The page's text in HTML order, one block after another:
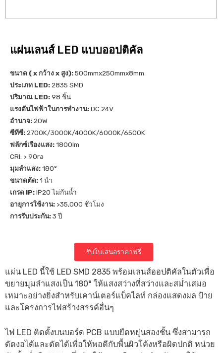
แผ่นเลนส์ LED แบบออปติคัล
ขนาด ( x กว้าง x สูง):500mmx250mmx8mm
ประเภท LED:2835 SMD
ปริมาณ LED:98 ชิ้น
แรงดันไฟฟ้าในการทำงาน:DC 24V
อำนาจ:20W
ซีทีซี:2700K/3000K/4000K/6000K/6500K
ฟลักซ์เรืองแสง:1800lm
CRI: > 90ra
มุมลำแสง:180°
ขนาดตัด:1 นำ
เกรด IP:IP20 ไม่กันน้ำ
อายุการใช้งาน: >35,000 ชั่วโมง
การรับประกัน:3 ปี
รับใบเสนอราคาฟรี
แผ่น LED นี้ใช้ LED SMD 2835 พร้อมเลนส์ออปติคัลในตัวเพื่อ
ขยายมุมลำแสงเป็น 180° ให้แสงสว่างที่สว่างและสม่ำเสมอ
เหมาะอย่างยิ่งสำหรับเคาน์เตอร์แบ็คไลท์ กล่องแสดงผล ป้าย
และโครงการไฟสร้างสรรค์อื่นๆ
ไฟ LED ติดตั้งบนบอร์ด PCB แบบยืดหยุ่นสองชั้น ซึ่งสามารถ
ดัดงอได้และตัดได้เพื่อให้พอดีกับพื้นผิวโค้งหรือผิดปกติ หน่วย